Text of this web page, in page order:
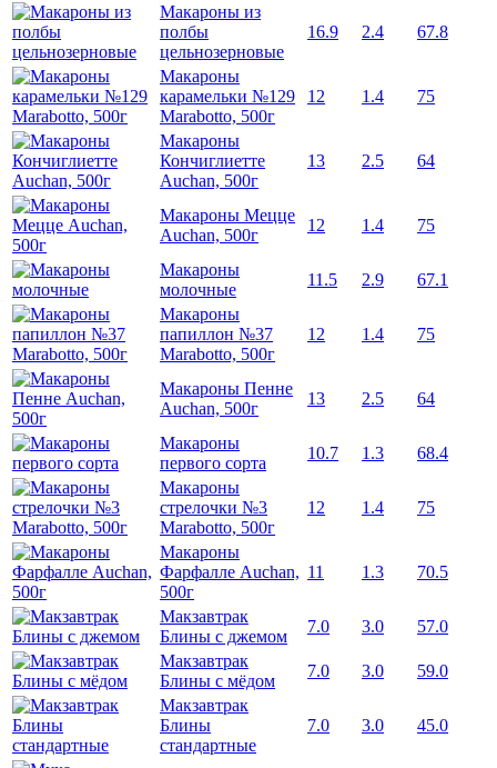
Макароны из
полбы
цельнозерновые
16.9 2.4 67.8
Макароны
карамельки №129
Marabotto, 500г
12 1.4 75
Макароны
Кончиглиетте
Auchan, 500г
13 2.5 64
Макароны Мецце
Auchan, 500г
12 1.4 75
Макароны
молочные
11.5 2.9
67.1
Макароны
папиллон №37
Marabotto, 500г
12 1.4 75
Макароны Пенне
Auchan, 500г
13 2.5 64
Макароны
первого сорта
10.7 1.3
68.4
Макароны
стрелочки №3
Marabotto, 500г
12 1.4 75
Макароны
Фарфалле Auchan,
500г
11 1.3 70.5
Макзавтрак
Блины с джемом
7.0 3.0
57.0
Макзавтрак
Блины с мёдом
7.0 3.0
59.0
Макзавтрак
Блины
стандартные
7.0 3.0 45.0